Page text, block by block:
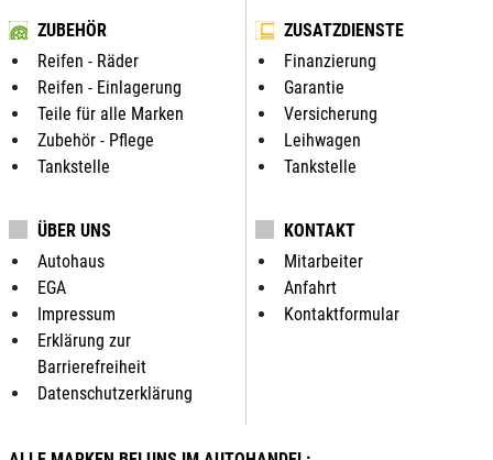
ZUBEHÖR
Reifen - Räder
Reifen - Einlagerung
Teile für alle Marken
Zubehör - Pflege
Tankstelle
ZUSATZDIENSTE
Finanzierung
Garantie
Versicherung
Leihwagen
Tankstelle
ÜBER UNS
Autohaus
EGA
Impressum
Erklärung zur
Barrierefreiheit
Datenschutzerklärung
KONTAKT
Mitarbeiter
Anfahrt
Kontaktformular